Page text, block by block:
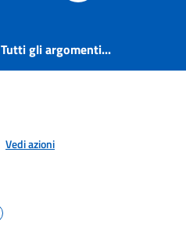
Tutti gli argomenti...
Vedi azioni